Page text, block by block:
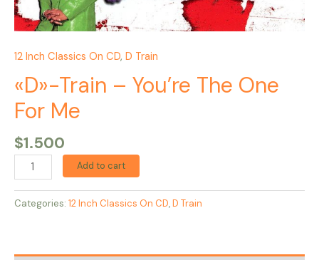
12 Inch Classics On CD, D Train
«D»-Train – You’re The One
For Me
$1.500
Add to cart
Categories: 12 Inch Classics On CD,D Train